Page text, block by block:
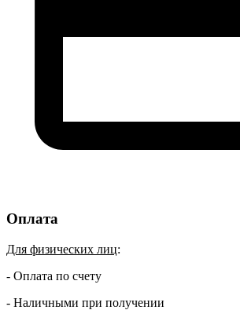
Оплата
Для физических лиц:
- Оплата по счету
- Наличными при получении